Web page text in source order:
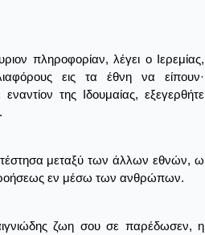
πληροφορίαν, λέγει ο Ιερεμίας,
εις τα έθνη να είπουν·
της Ιδουμαίας, εξεγερθήτε
μεταξύ των άλλων εθνών, ω
εν μέσω των ανθρώπων.
ζωη σου σε παρέδωσεν, η